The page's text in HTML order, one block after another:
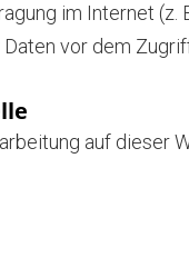
im Internet
vor dem
auf dieser